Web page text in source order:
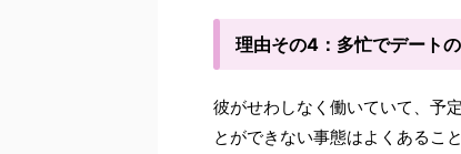
理由その4：多忙でデート
彼がせわしなく働いていて、予
とができない事態はよくあること